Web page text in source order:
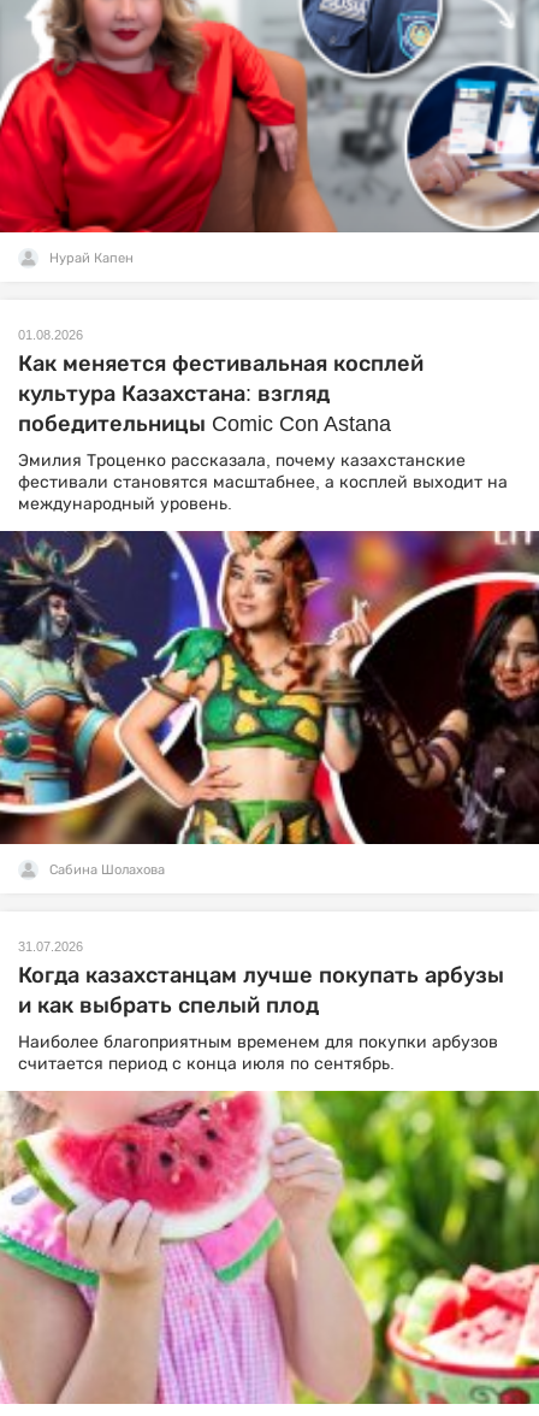
Нурай Капен
01.08.2026
Как меняется фестивальная косплей
культура Казахстана: взгляд
победительницы Comic Con Astana
Эмилия Троценко рассказала, почему казахстанские
фестивали становятся масштабнее, а косплей выходит на
международный уровень.
Сабина Шолахова
31.07.2026
Когда казахстанцам лучше покупать арбузы
и как выбрать спелый плод
Наиболее благоприятным временем для покупки арбузов
считается период с конца июля по сентябрь.